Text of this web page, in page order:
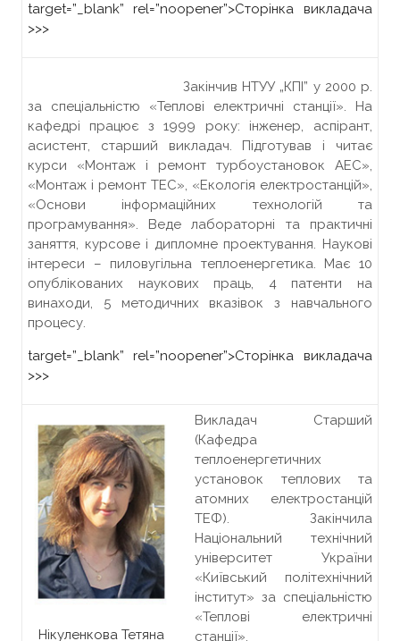
target=”_blank” rel=”noopener”>Сторінка викладача
>>>
Закінчив НТУУ „КПІ” у 2000 р.
за спеціальністю «Теплові електричні станції». На
кафедрі працює з 1999 року: інженер, аспірант,
асистент, старший викладач. Підготував і читає
курси «Монтаж і ремонт турбоустановок АЕС»,
«Монтаж і ремонт ТЕС», «Екологія електростанцій»,
«Основи інформаційних технологій та
програмування». Веде лабораторні та практичні
заняття, курсове і дипломне проектування. Наукові
інтереси – пиловугільна теплоенергетика. Має 10
опублікованих наукових праць, 4 патенти на
винаходи, 5 методичних вказівок з навчального
процесу.
target=”_blank” rel=”noopener”>Сторінка викладача
>>>
Нікуленкова Тетяна
Викладач Старший
(Кафедра
теплоенергетичних
установок теплових та
атомних електростанцій
ТЕФ). Закінчила
Національний технічний
університет України
«Київський політехнічний
інститут» за спеціальністю
«Теплові електричні
станції».